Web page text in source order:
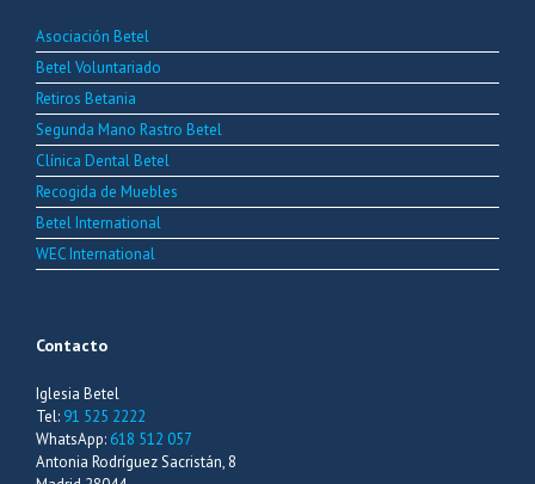
Asociación Betel
Betel Voluntariado
Retiros Betania
Segunda Mano Rastro Betel
Clínica Dental Betel
Recogida de Muebles
Betel International
WEC International
Contacto
Iglesia Betel
Tel: 91 525 2222
WhatsApp: 618 512 057
Antonia Rodríguez Sacristán, 8